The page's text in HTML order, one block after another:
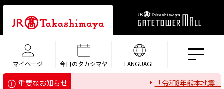
マイページ 今日のタカシマヤ LANGUAGE
重要なお知らせ 「令和8年熊本地震」